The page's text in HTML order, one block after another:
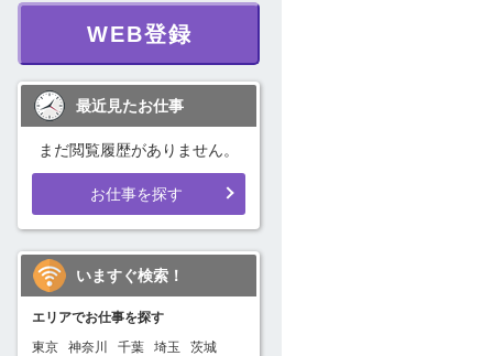
WEB登録
最近見たお仕事
まだ閲覧履歴がありません。
お仕事を探す
いますぐ検索！
エリアでお仕事を探す
東京
神奈川 千葉 埼玉
茨城